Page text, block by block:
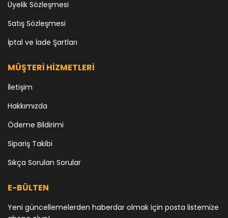
Üyelik Sözleşmesi
Satış Sözleşmesi
İptal ve İade Şartları
MÜŞTERİ HİZMETLERİ
İletişim
Hakkımızda
Ödeme Bildirimi
Sipariş Takibi
Sıkça Sorulan Sorular
E-BÜLTEN
Yeni güncellemelerden haberdar olmak için posta listemize